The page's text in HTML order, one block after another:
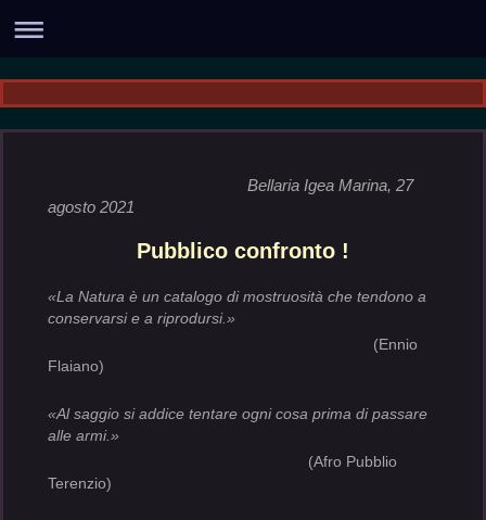
Bellaria Igea Marina, 27
agosto 2021
Pubblico confronto !
«La Natura è un catalogo di mostruosità che tendono a
conservarsi e a riprodursi.»
(Ennio
Flaiano)
«Al saggio si addice tentare ogni cosa prima di passare
alle armi.»
(Afro Pubblio
Terenzio)